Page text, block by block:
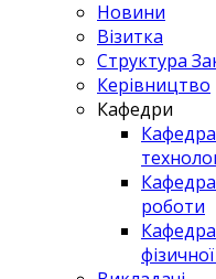
Новини
Візитка
Структура
Керівництво
Кафедри
Кафедра
роботи
Кафедра